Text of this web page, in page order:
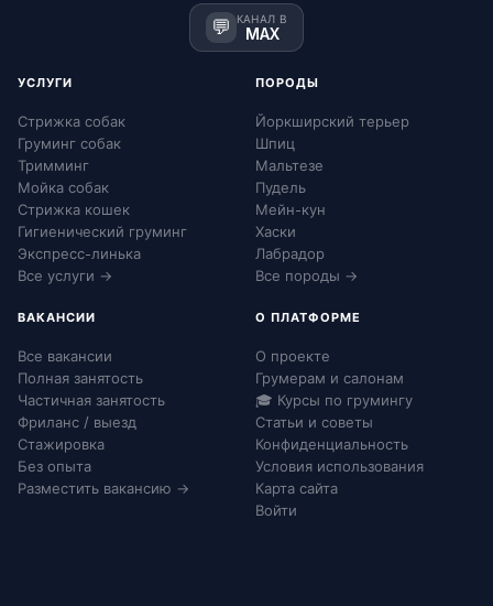
💬 КАНАЛ В
MAX
УСЛУГИ
Стрижка собак
Груминг собак
Тримминг
Мойка собак
Стрижка кошек
Гигиенический груминг
Экспресс-линька
Все услуги →
ПОРОДЫ
Йоркширский терьер
Шпиц
Мальтезе
Пудель
Мейн-кун
Хаски
Лабрадор
Все породы →
ВАКАНСИИ
Все вакансии
Полная занятость
Частичная занятость
Фриланс / выезд
Стажировка
Без опыта
Разместить вакансию →
О ПЛАТФОРМЕ
О проекте
Грумерам и салонам
🎓 Курсы по грумингу
Статьи и советы
Конфиденциальность
Условия использования
Карта сайта
Войти